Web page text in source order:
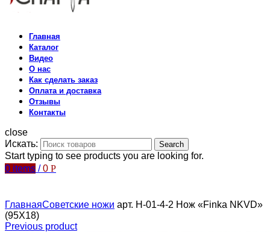
Главная
Каталог
Видео
О нас
Как сделать заказ
Оплата и доставка
Отзывы
Контакты
close
Искать:
Search
Start typing to see products you are looking for.
0 items / 0 Р
ГлавнаяСоветские ножи арт. Н-01-4-2 Нож «Finka NKVD»
(95Х18)
Previous product